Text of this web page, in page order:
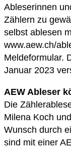
Ableserinnen
Zählern zu
selbst ablesen
www.aew.ch/
Meldeformular.
Januar 2023
AEW Ableser
Die
Milena Koch
Wunsch durch
sind mit einer